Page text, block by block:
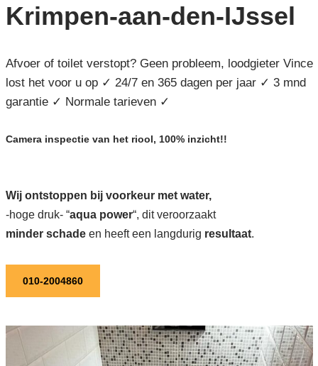
Krimpen-aan-den-IJssel
Afvoer of toilet verstopt? Geen probleem, loodgieter Vince
lost het voor u op ✓ 24/7 en 365 dagen per jaar ✓ 3 mnd
garantie ✓ Normale tarieven ✓
Camera inspectie van het riool, 100% inzicht!!
Wij ontstoppen bij voorkeur met water,
-hoge druk- “aqua power“, dit veroorzaakt
minder schadeen heeft een langdurig resultaat.
010-2004860